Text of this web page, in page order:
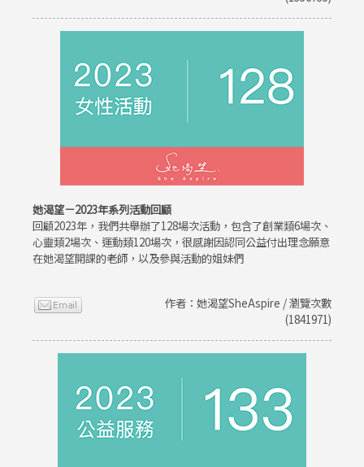
她渴望－2023年系列活動回顧
回顧2023年，我們共舉辦了128場次活動，包含了創業類6場次、
心靈類2場次、運動類120場次，很感謝因認同公益付出理念願意
在她渴望開課的老師，以及參與活動的姐妹們
作者：她渴望SheAspire / 瀏覽次數
(1841971)